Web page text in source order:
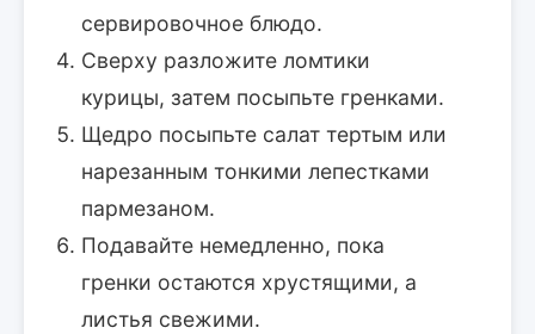
сервировочное блюдо.
Сверху разложите ломтики
курицы, затем посыпьте гренками.
Щедро посыпьте салат тертым или
нарезанным тонкими лепестками
пармезаном.
Подавайте немедленно, пока
гренки остаются хрустящими, а
листья свежими.